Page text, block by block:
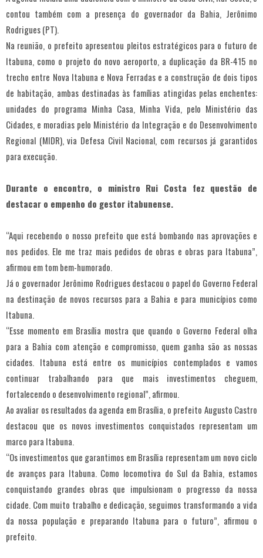
contou também com a presença do governador da Bahia, Jerônimo
Rodrigues (PT).
Na reunião, o prefeito apresentou pleitos estratégicos para o futuro de
Itabuna, como o projeto do novo aeroporto, a duplicação da BR-415 no
trecho entre Nova Itabuna e Nova Ferradas e a construção de dois tipos
de habitação, ambas destinadas às famílias atingidas pelas enchentes:
unidades do programa Minha Casa, Minha Vida, pelo Ministério das
Cidades, e moradias pelo Ministério da Integração e do Desenvolvimento
Regional (MIDR), via Defesa Civil Nacional, com recursos já garantidos
para execução.
Durante o encontro, o ministro Rui Costa fez questão de
destacar o empenho do gestor itabunense.
“Aqui recebendo o nosso prefeito que está bombando nas aprovações e
nos pedidos. Ele me traz mais pedidos de obras e obras para Itabuna”,
afirmou em tom bem-humorado.
Já o governador Jerônimo Rodrigues destacou o papel do Governo Federal
na destinação de novos recursos para a Bahia e para municípios como
Itabuna.
“Esse momento em Brasília mostra que quando o Governo Federal olha
para a Bahia com atenção e compromisso, quem ganha são as nossas
cidades. Itabuna está entre os municípios contemplados e vamos
continuar trabalhando para que mais investimentos cheguem,
fortalecendo o desenvolvimento regional”, afirmou.
Ao avaliar os resultados da agenda em Brasília, o prefeito Augusto Castro
destacou que os novos investimentos conquistados representam um
marco para Itabuna.
“Os investimentos que garantimos em Brasília representam um novo ciclo
de avanços para Itabuna. Como locomotiva do Sul da Bahia, estamos
conquistando grandes obras que impulsionam o progresso da nossa
cidade. Com muito trabalho e dedicação, seguimos transformando a vida
da nossa população e preparando Itabuna para o futuro”, afirmou o
prefeito.